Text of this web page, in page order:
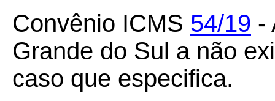
Convênio ICMS 54/19 -
Grande do Sul a não
caso que especifica.